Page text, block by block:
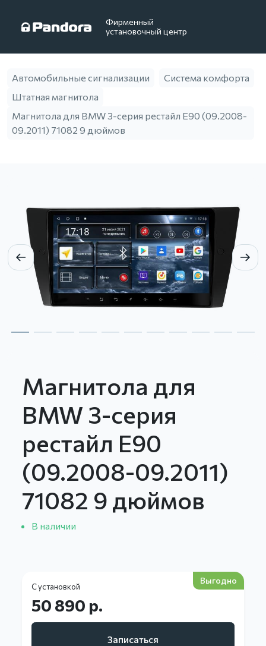
Фирменный
установочный центр
Автомобильные сигнализации
Система комфорта
Штатная магнитола
Магнитола для BMW 3-серия рестайл E90 (09.2008-
09.2011) 71082 9 дюймов
Магнитола для
BMW 3-серия
рестайл E90
(09.2008-09.2011)
71082 9 дюймов
В наличии
С установкой
Выгодно
50 890 р.
Записаться